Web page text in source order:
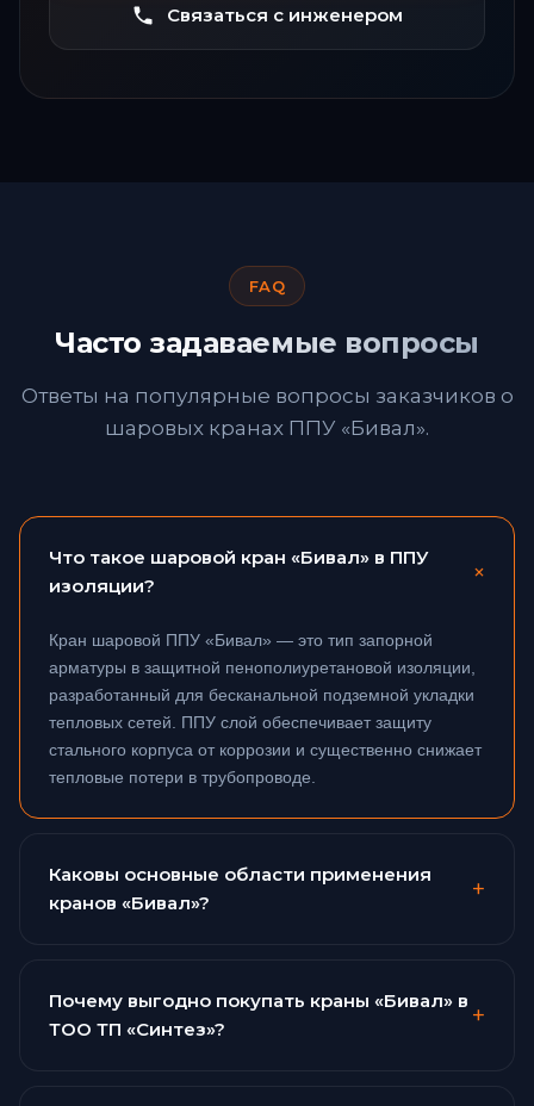
Связаться с инженером
FAQ
Часто задаваемые вопросы
Ответы на популярные вопросы заказчиков о
шаровых кранах ППУ «Бивал».
Что такое шаровой кран «Бивал» в ППУ
изоляции?
+
Кран шаровой ППУ «Бивал» — это тип запорной
арматуры в защитной пенополиуретановой изоляции,
разработанный для бесканальной подземной укладки
тепловых сетей. ППУ слой обеспечивает защиту
стального корпуса от коррозии и существенно снижает
тепловые потери в трубопроводе.
Каковы основные области применения
кранов «Бивал»?
+
ХВС), газоснабжения, а также в промышленных
трубопроводах и технологических контурах
Почему выгодно покупать краны «Бивал» в
ТОО ТП «Синтез»?
+